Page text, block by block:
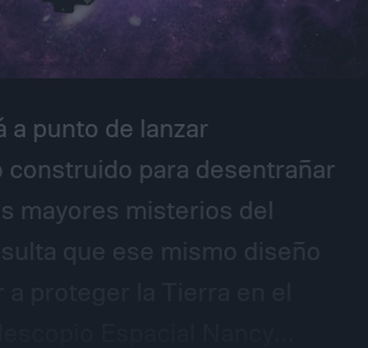
a punto de lanzar
construido para desentrañar
mayores misterios del
que ese mismo diseño